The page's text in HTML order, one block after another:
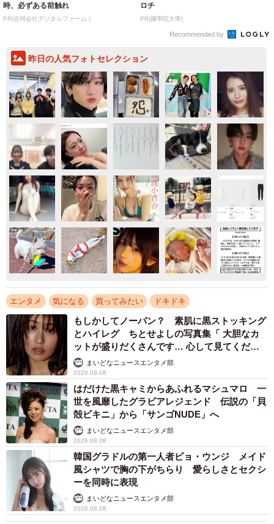
時、必ずある前触れ
PR(合同会社デジタルファーム )
ロチ
PR(國學院大學)
Recommended by
昨日の人気フォトセレクション
エンタメ 気になる 買ってみたい ドキドキ
もしかしてノーパン？ 素肌に黒ストッキング
とハイレグ ちとせよしの写真集「 大胆なカ
ットが盛りだくさんです… 心して見てくださ
い」まいどなニュースエンタメ部
2026.08.08
はだけた黒キャミからあふれるマシュマロ 一
世を風靡したグラビアレジェンド 伝説の「貝
殻ビキニ」から「サンゴNUDE」へ
まいどなニュースエンタメ部
2026.08.08
韓国グラドルの第一人者ピョ・ウンジ メイド
風シャツで胸の下がちらり 愛らしさとセクシ
ーを同時に表現
まいどなニュースエンタメ部
2026.08.08